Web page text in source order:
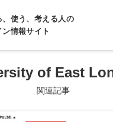
、使う、考える人の
ン情報サイト
of East
関連記事